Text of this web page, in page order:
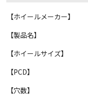
【ホイールメーカー】
【製品名】
【ホイールサイズ】
【PCD】
【穴数】